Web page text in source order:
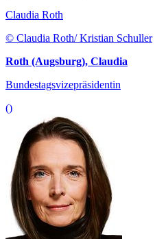
Claudia Roth
© Claudia Roth/ Kristian Schuller
Roth (Augsburg), Claudia
Bundestagsvizepräsidentin
()